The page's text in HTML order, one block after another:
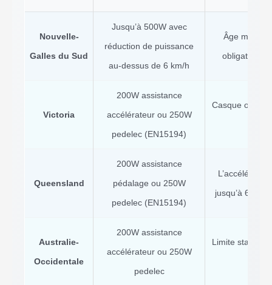
Nouvelle-
Galles du Sud
Jusqu’à 500W avec
réduction de puissance
au-dessus de 6 km/h
Âge
obligatoire,
Victoria
200W assistance
accélérateur ou 250W
pedelec (EN15194)
Casque
Queensland
200W assistance
pédalage ou 250W
pedelec (EN15194)
jusqu’à 6 km/
Australie-
Occidentale
200W assistance
accélérateur ou 250W
pedelec
Limite